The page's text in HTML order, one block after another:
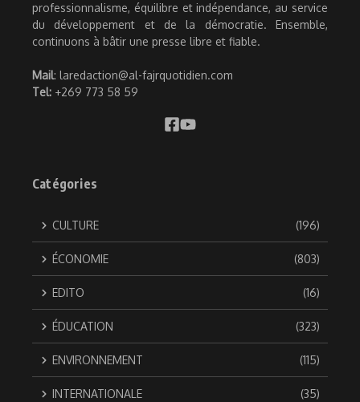
professionnalisme, équilibre et indépendance, au service
du développement et de la démocratie. Ensemble,
continuons à bâtir une presse libre et fiable.
Mail: laredaction@al-fajrquotidien.com
Tel: +269 773 58 59
Catégories
CULTURE (196)
ÉCONOMIE (803)
EDITO (16)
ÉDUCATION (323)
ENVIRONNEMENT (115)
INTERNATIONALE (35)